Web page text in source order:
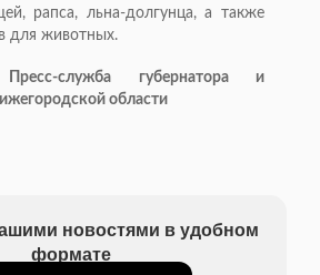
рапса, льна-долгунца, а также
для животных.
служба губернатора и
области
новостями в удобном
формате